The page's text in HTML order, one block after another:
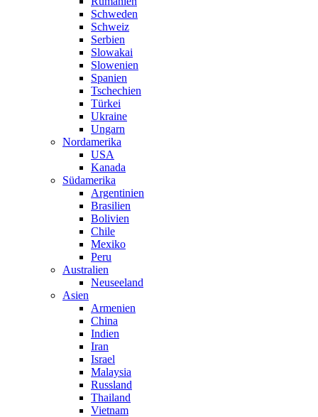
Schweden
Schweiz
Serbien
Slowakai
Slowenien
Spanien
Tschechien
Türkei
Ukraine
Ungarn
Nordamerika
USA
Kanada
Südamerika
Argentinien
Brasilien
Bolivien
Chile
Mexiko
Peru
Australien
Neuseeland
Asien
Armenien
China
Indien
Iran
Israel
Malaysia
Russland
Thailand
Vietnam